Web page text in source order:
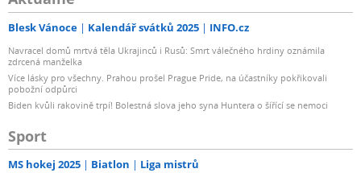
Blesk Vánoce Kalendář svátků 2025 INFO.cz
Navracel domů mrtvá těla Ukrajinců i Rusů: Smrt válečného hrdiny oznámila
zdrcená manželka
Více lásky pro všechny. Prahou prošel Prague Pride, na účastníky pokřikovali
pobožní odpůrci
Biden kvůli rakovině trpí! Bolestná slova jeho syna Huntera o šířící se nemoci
Sport
MS hokej 2025 Biatlon Liga mistrů